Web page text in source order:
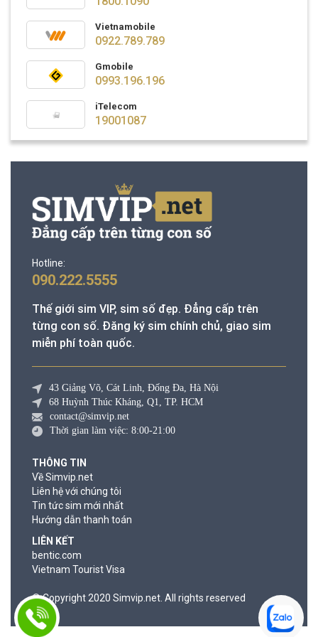
Vietnamobile
0922.789.789
Gmobile
0993.196.196
iTelecom
19001087
Hotline:
090.222.5555
Thế giới sim VIP, sim số đẹp. Đẳng cấp trên
từng con số. Đăng ký sim chính chủ, giao sim
miễn phí toàn quốc.
43 Giảng Võ, Cát Linh, Đống Đa, Hà Nội
68 Huỳnh Thúc Kháng, Q1, TP. HCM
contact@simvip.net
Thời gian làm việc: 8:00-21:00
THÔNG TIN
Về Simvip.net
Liên hệ với chúng tôi
Tin tức sim mới nhất
Hướng dẫn thanh toán
LIÊN KẾT
bentic.com
Vietnam Tourist Visa
© Copyright 2020 Simvip.net. All rights reserved
© Copyright 2020 Simvip.net. All rights reserved